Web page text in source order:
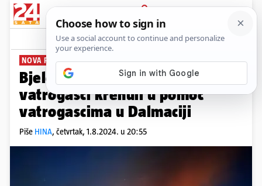
PRIJAVA
News Komentari
NOVA POMOĆ
Bjelovarsko-bilogorski
vatrogasci krenuli u pomoć
vatrogascima u Dalmaciji
Piše HINA, četvrtak, 1.8.2024. u 20:55